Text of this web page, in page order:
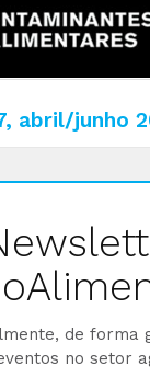
abril/junho
de forma
no setor